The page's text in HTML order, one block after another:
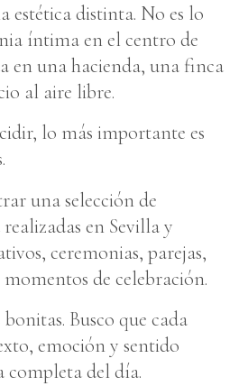
estética distinta. No es lo
íntima en el centro de
en una hacienda, una finca
al aire libre.
lo más importante es
una selección de
en Sevilla y
ceremonias, parejas,
de celebración.
Busco que cada
emoción y sentido
completa del día.